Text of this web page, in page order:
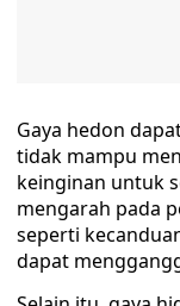
Gaya hedon
tidak mampu
keinginan untuk
mengarah pada
seperti
dapat